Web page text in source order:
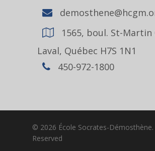
1565, boul. St-Martin
Laval, Québec H7S 1N1
450-972-1800
© 2026 École Socrates-Démosthène.
Reserved